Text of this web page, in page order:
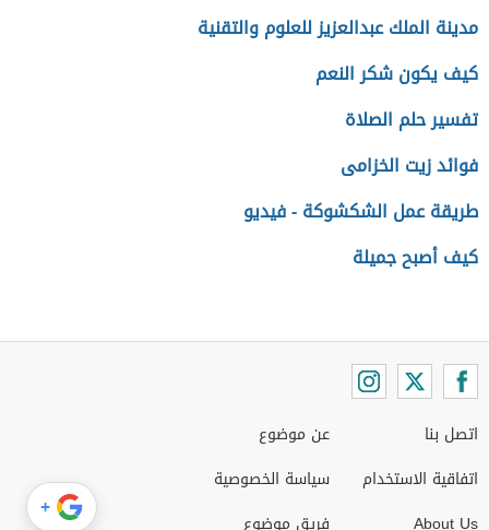
مدينة الملك عبدالعزيز للعلوم والتقنية
كيف يكون شكر النعم
تفسير حلم الصلاة
فوائد زيت الخزامى
طريقة عمل الشكشوكة - فيديو
كيف أصبح جميلة
اتصل بنا
اتفاقية الاستخدام
عن موضوع
سياسة الخصوصية
+